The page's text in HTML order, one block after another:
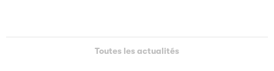
Toutes les actualités